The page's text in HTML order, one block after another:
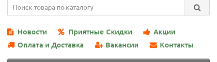
Новости Приятные Скидки
Акции
Оплата и Доставка
Вакансии Контакты